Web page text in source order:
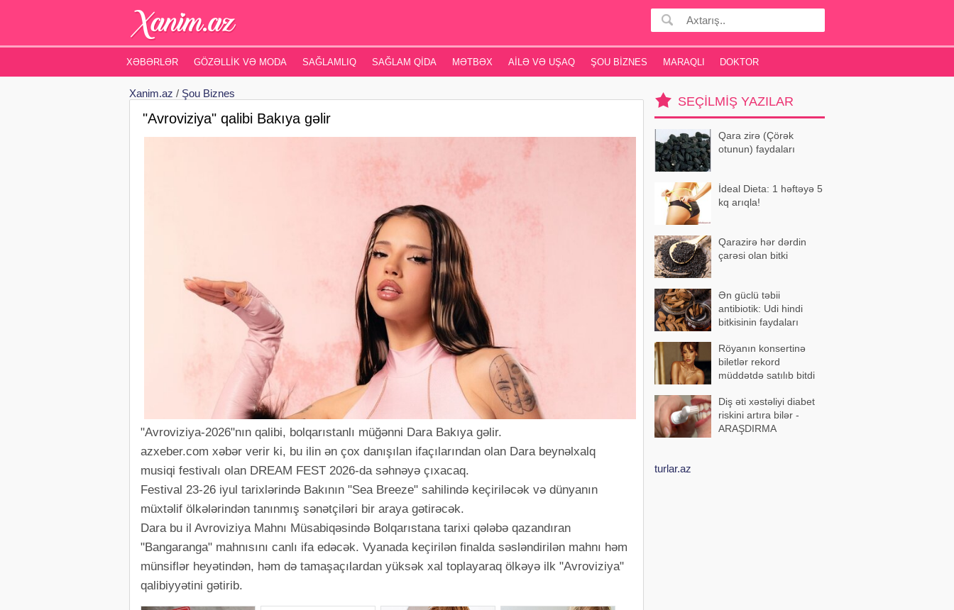
XƏBƏRLƏR GÖZƏLLIK VƏ MODA SAĞLAMLIQ SAĞLAM QIDA MƏTBƏX AILƏ VƏ UŞAQ ŞOU BIZNES MARAQLI DOKTOR
Xanim.az / Şou Biznes
"Avroviziya" qalibi Bakıya gəlir
"Avroviziya-2026"nın qalibi, bolqarıstanlı müğənni Dara Bakıya gəlir.
azxeber.com xəbər verir ki, bu ilin ən çox danışılan ifaçılarından olan Dara beynəlxalq
musiqi festivalı olan DREAM FEST 2026-da səhnəyə çıxacaq.
Festival 23-26 iyul tarixlərində Bakının "Sea Breeze" sahilində keçiriləcək və dünyanın
müxtəlif ölkələrindən tanınmış sənətçiləri bir araya gətirəcək.
Dara bu il Avroviziya Mahnı Müsabiqəsində Bolqarıstana tarixi qələbə qazandıran
"Bangaranga" mahnısını canlı ifa edəcək. Vyanada keçirilən finalda səsləndirilən mahnı həm
münsiflər heyətindən, həm də tamaşaçılardan yüksək xal toplayaraq ölkəyə ilk "Avroviziya"
qalibiyyətini gətirib.
SEÇILMIŞ YAZILAR
Qara zirə (Çörək
otunun) faydaları
İdeal Dieta: 1 həftəyə 5
kq arıqla!
Qarazirə hər dərdin
çarəsi olan bitki
Ən güclü təbii
antibiotik: Udi hindi
bitkisinin faydaları
Röyanın konsertinə
biletlər rekord
müddətdə satılıb bitdi
Diş əti xəstəliyi diabet
riskini artıra bilər -
ARAŞDIRMA
turlar.az